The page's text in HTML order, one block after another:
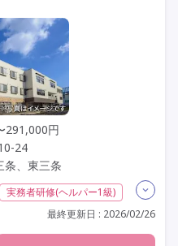
291,000円
24
条、東三条
実務者研修(ヘルパー1級)
残業月20時間以内
完備
交通費支給
最終更新日 : 2026/02/26